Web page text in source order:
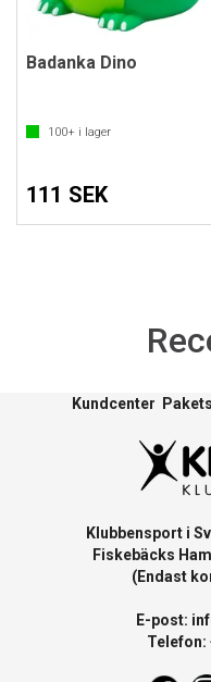
Badanka Dino
100+ i lager
111 SEK
Kundcenter
Klubbensport i
Fiskebäcks
(Endast
E-post:
Telefon: